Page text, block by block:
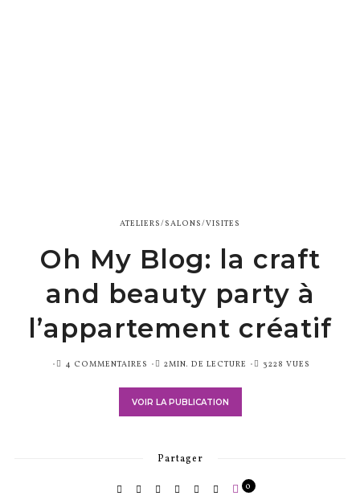
ATELIERS/SALONS/VISITES
Oh My Blog: la craft
and beauty party à
l’appartement créatif
PUBLIÉ4 COMMENTAIRES 2MIN. DE LECTURE 3228 VUES
VOIR LA PUBLICATION
Partager
0